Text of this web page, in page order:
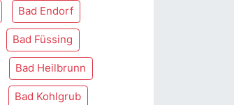
Bad Endorf
Bad Füssing
Bad Heilbrunn
Bad Kohlgrub